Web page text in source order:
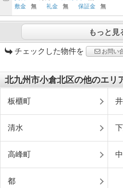
敷金
無 礼金 無 保証金 無
もっと見
チェックした物件を お問い
北九州市小倉北区の他のエリ
板櫃町
清水
高峰町
都